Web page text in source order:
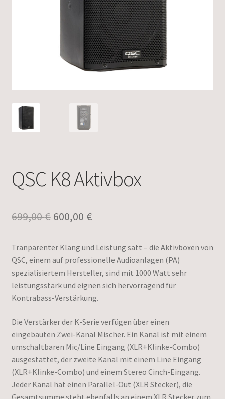
QSC K8 Aktivbox
699,00€ Ursprünglicher
war:
699,00 €
600,00 €Aktueller
ist:
600,00 €.
Tranparenter Klang und Leistung satt – die Aktivboxen von
QSC, einem auf professionelle Audioanlagen (PA)
spezialisiertem Hersteller, sind mit 1000 Watt sehr
leistungsstark und eignen sich hervorragend für
Kontrabass-Verstärkung.
Die Verstärker der K-Serie verfügen über einen
eingebauten Zwei-Kanal Mischer. Ein Kanal ist mit einem
umschaltbaren Mic/Line Eingang (XLR+Klinke-Combo)
ausgestattet, der zweite Kanal mit einem Line Eingang
(XLR+Klinke-Combo) und einem Stereo Cinch-Eingang.
Jeder Kanal hat einen Parallel-Out (XLR Stecker), die